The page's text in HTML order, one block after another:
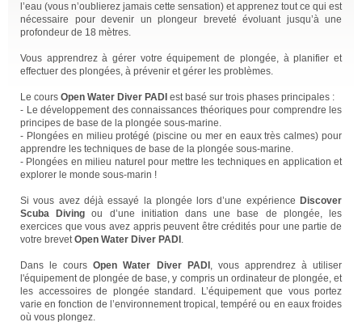
l’eau (vous n’oublierez jamais cette sensation) et apprenez tout ce qui est
nécessaire pour devenir un plongeur breveté évoluant jusqu’à une
profondeur de 18 mètres.
Vous apprendrez à gérer votre équipement de plongée, à planifier et
effectuer des plongées, à prévenir et gérer les problèmes.
Le cours Open Water Diver PADI est basé sur trois phases principales :
- Le développement des connaissances théoriques pour comprendre les
principes de base de la plongée sous-marine.
- Plongées en milieu protégé (piscine ou mer en eaux très calmes) pour
apprendre les techniques de base de la plongée sous-marine.
- Plongées en milieu naturel pour mettre les techniques en application et
explorer le monde sous-marin !
Si vous avez déjà essayé la plongée lors d’une expérience Discover
Scuba Diving ou d’une initiation dans une base de plongée, les
exercices que vous avez appris peuvent être crédités pour une partie de
votre brevetOpen Water Diver PADI .
Dans le coursOpen Water Diver PADI , vous apprendrez à utiliser
l'équipement de plongée de base, y compris un ordinateur de plongée, et
les accessoires de plongée standard. L’équipement que vous portez
varie en fonction de l’environnement tropical, tempéré ou en eaux froides
où vous plongez.